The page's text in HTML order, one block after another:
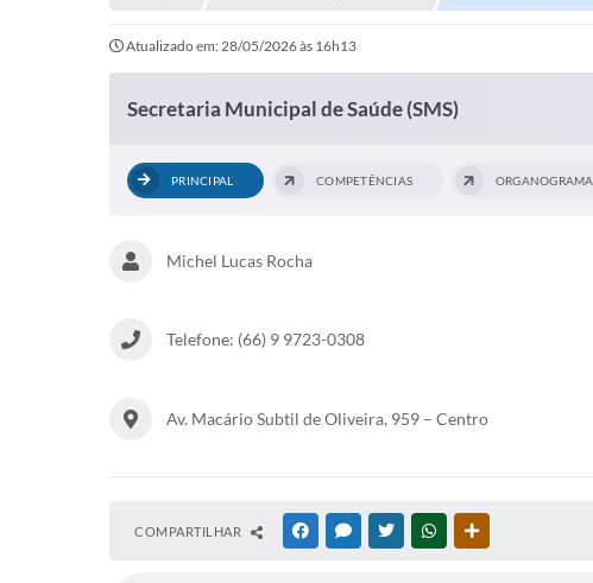
Atualizado em: 28/05/2026 às 16h13
Secretaria Municipal de Saúde (SMS)
PRINCIPAL COMPETÊNCIAS ORGANOGRAMA
Michel Lucas Rocha
Telefone: (66) 9 9723-0308
Av. Macário Subtil de Oliveira, 959 – Centro
COMPARTILHAR FACEBOOKMESSENGER
TWITTERWHATSAPP